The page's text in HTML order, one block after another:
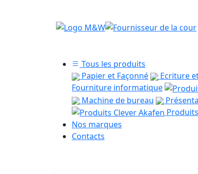
Tous les produits
Papier et Façonné
Ecriture
Fourniture informatique
Machine de bureau
Nos marques
Contacts